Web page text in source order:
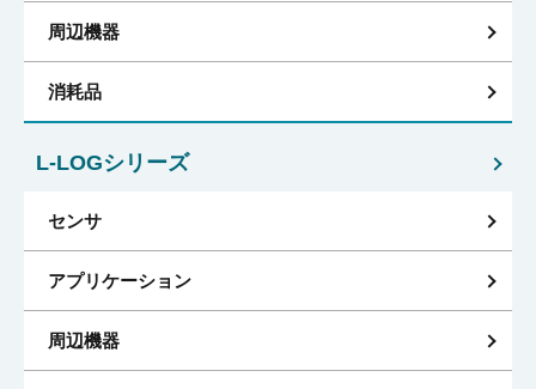
周辺機器
消耗品
L-LOGシリーズ
センサ
アプリケーション
周辺機器